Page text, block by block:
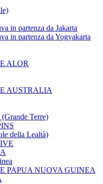
in partenza da Jakarta
in partenza da Yogyakarta
ALOR
AUSTRALIA
Terre)
della Lealtà)
PAPUA NUOVA GUINEA